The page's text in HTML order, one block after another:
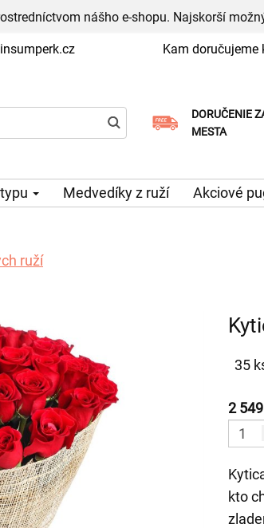
nášho e-shopu. Najskorší
Kam doručujeme
DORUČENIE
MESTA
Medvedíky z ruží Akciové
ruží
35
2
kto